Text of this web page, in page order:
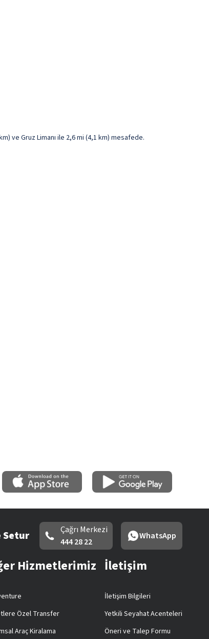
ve Gruz Limanı ile 2,6 mi (4,1 km) mesafede.
Setur
Çağrı Merkezi
444 28 22
WhatsApp
Hizmetlerimiz
Özel Transfer
Araç Kiralama
İletişim
İletişim Bilgileri
Yetkili Seyahat Acenteleri
Öneri ve Talep Formu